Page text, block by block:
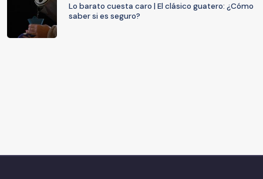
Lo barato cuesta caro | El clásico guatero: ¿Cómo
saber si es seguro?